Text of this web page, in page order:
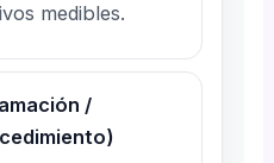
medibles.
/